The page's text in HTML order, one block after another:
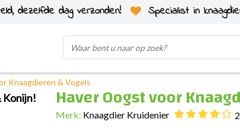
dezelfde dag verzonden!
Specialist in
verzonden
Knaagdieren & Vogels
Konijn! Haver Oogst voor
Merk: Knaagdier Kruidenier